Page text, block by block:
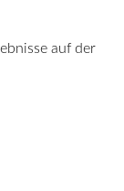
auf der